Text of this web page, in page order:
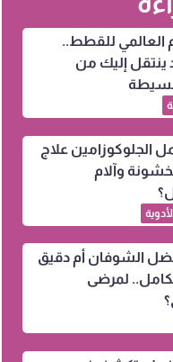
العالمي للقطط..
ينتقل إليك من
الجلوكوزامين علاج
وآلام
الشوفان أم دقيق
لمرضى